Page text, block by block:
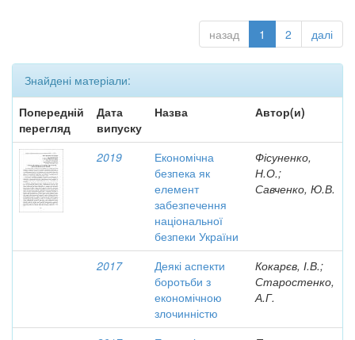
назад 1 2 далі
Знайдені матеріали:
Попередній
перегляд
Дата
випуску
Назва Автор(и)
2019
Економічна
безпека як
елемент
забезпечення
національної
безпеки України
Фісуненко,
Н.О.;
Савченко, Ю.В.
2017
Деякі аспекти
боротьби з
економічною
злочинністю
Кокарєв, І.В.;
Старостенко,
А.Г.